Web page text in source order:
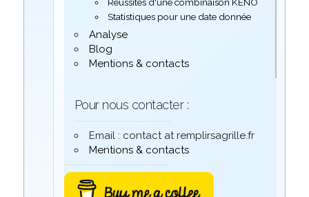
Statistiques pour une date donnée
Analyse
Blog
Mentions & contacts
Pour nous contacter :
Email : contact at remplirsagrille.fr
Mentions & contacts